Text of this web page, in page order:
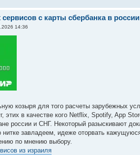
с карты сбербанка в россии
14:36
козыря для того расчеты зарубежных
этих в качестве кого Netflix, Spotify, App
россии и СНГ. Некоторый разыскивают
нитке завладеем, идеже оторвать
по мнению выбору.
из израиля